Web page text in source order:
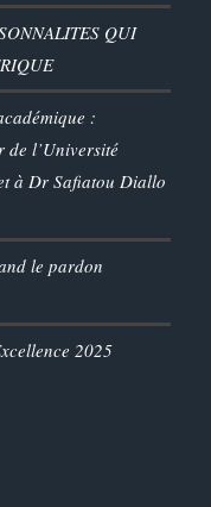
QUI
:
de l’Université
à Dr Safiatou Diallo
le pardon
2025